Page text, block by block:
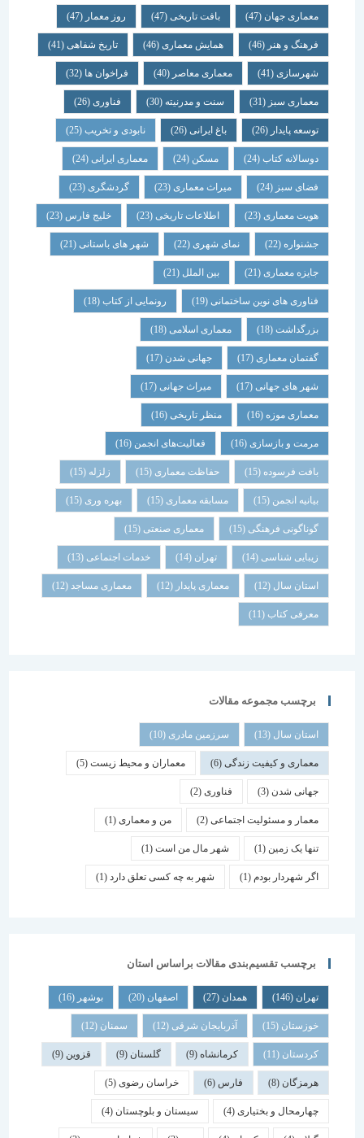
معماری جهان (47) بافت تاریخی(47) روز معمار(47)
فرهنگ و هنر(46) همایش معماری (46) تاریخ شفاهی (41)
شهرسازی(41) معماری معاصر(40) فراخوان ها (32)
معماری سبز(31) سنت و مدرنیته(30) فناوری (26)
توسعه پایدار(26) باغ ایرانی(26) نابودی و تخریب(25)
دوسالانه کتاب(24) مسکن (24) معماری ایرانی(24)
فضای سبز(24) میراث معماری (23) گردشگری (23)
هویت معماری (23) اطلاعات تاریخی(23) خلیج فارس(23)
جشنواره(22) نمای شهری(22) شهر های باستانی (21)
جایزه معماری (21) بین الملل(21)
فناوری های نوین ساختمانی(19) رونمایی از کتاب (18)
بزرگداشت (18) معماری اسلامی(18)
گفتمان معماری (17) جهانی شدن(17)
شهر های جهانی(17) میراث جهانی(17)
معماری موزه(16) منظر تاریخی (16)
مرمت و بازسازی(16) فعالیت‌های انجمن(16)
بافت فرسوده (15) حفاظت معماری (15) زلزله
بیانیه انجمن(15) مسابقه معماری (15) بهره وری(15)
گوناگونی فرهنگی (15) معماری صنعتی(15)
زیبایی شناسی (14) تهران خدمات اجتماعی (13)
استان سال(12) معماری پایدار (12) معماری مساجد(12)
معرفی کتاب(11)
برچسب مجموعه مقالات
استان سال(13) سرزمین مادری(10)
معماری و کیفیت زندگی(6) معماران و محیط زیست(5)
جهانی شدن(3) فناوری (2)
معمار و مسئولیت اجتماعی (2) من و معماری (1)
تنها یک زمین(1) شهر مال من است(1)
اگر شهردار بودم (1) شهر به چه کسی تعلق دارد(1)
برچسب تقسیم‌بندی مقالات براساس استان
همدان اصفهان (20) بوشهر
خوزستان(15) آذربایجان شرقی(12) سمنان (12)
کردستان(11) کرمانشاه(9) گلستان (9) قزوین
هرمزگان(8) فارس خراسان رضوی(5)
چهارمحال و بختیاری (4) سیستان و بلوچستان(4)